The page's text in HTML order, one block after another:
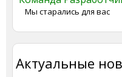
Мы старались для вас
Актуальные